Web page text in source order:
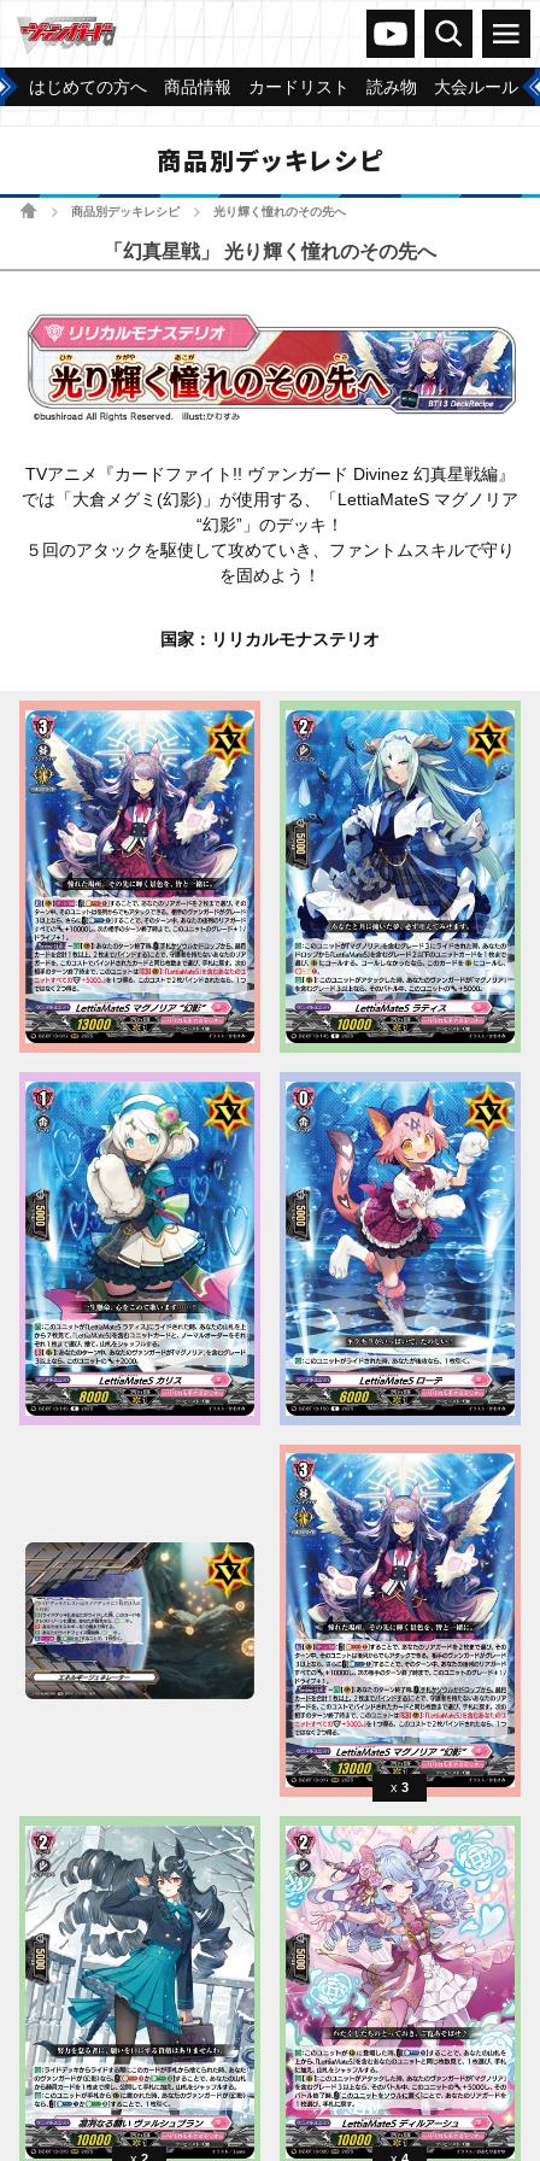
ヴァンガードch
検索 メニュー
はじめての方へ 商品情報 カードリスト 読み物 大会ルール
商品別デッキレシピ
ホーム商品別デッキレシピ 光り輝く憧れのその先へ
「幻真星戦」 光り輝く憧れのその先へ
TVアニメ『カードファイト!! ヴァンガード Divinez 幻真星戦編』
では「大倉メグミ(幻影)」が使用する、「LettiaMateS マグノリア
“幻影”」のデッキ！
５回のアタックを駆使して攻めていき、ファントムスキルで守り
を固めよう！
国家：リリカルモナステリオ
3